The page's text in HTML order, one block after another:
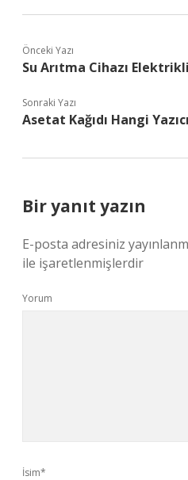
Önceki Yazı
Su Arıtma Cihazı
Sonraki Yazı
Asetat Kağıdı Hangi
Bir yanıt yazın
E-posta adresiniz
ile işaretlenmişlerdir
Yorum
İsim*